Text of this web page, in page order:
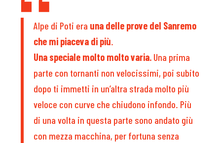
Alpe di Poti era una delle prove del Sanremo
che mi piaceva di più.
Una speciale molto molto varia. Una prima
parte con tornanti non velocissimi, poi subito
dopo ti immetti in un’altra strada molto più
veloce con curve che chiudono infondo. Più
di una volta in questa parte sono andato giù
con mezza macchina, per fortuna senza